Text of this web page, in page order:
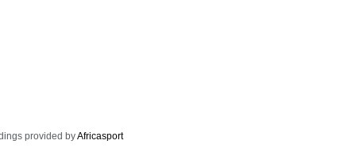
provided byAfricasport